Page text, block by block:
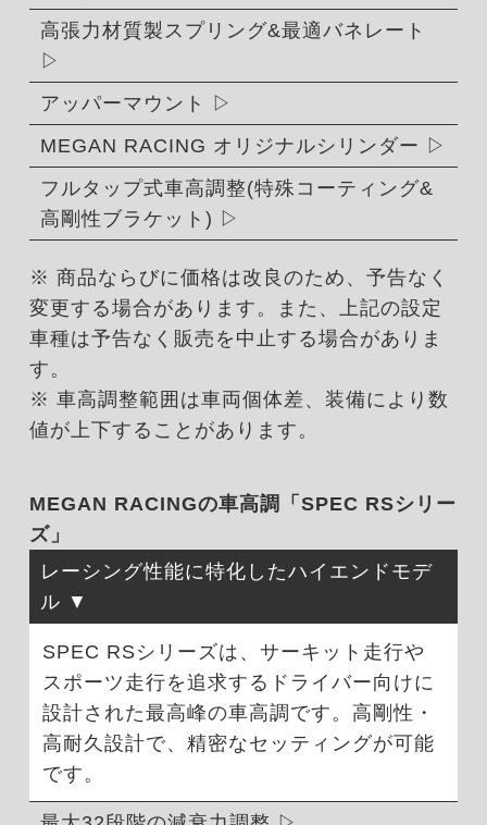
高張力材質製スプリング&最適バネレート
アッパーマウント
MEGAN RACING オリジナルシリンダー
フルタップ式車高調整(特殊コーティング&
高剛性ブラケット)
※ 商品ならびに価格は改良のため、予告なく
変更する場合があります。また、上記の設定
車種は予告なく販売を中止する場合がありま
す。
※ 車高調整範囲は車両個体差、装備により数
値が上下することがあります。
MEGAN RACINGの車高調「SPEC RSシリー
ズ」
レーシング性能に特化したハイエンドモデ
ル
SPEC RSシリーズは、サーキット走行や
スポーツ走行を追求するドライバー向けに
設計された最高峰の車高調です。高剛性・
高耐久設計で、精密なセッティングが可能
です。